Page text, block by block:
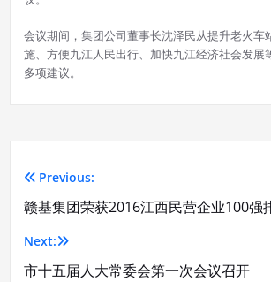
会议期间，集团公司董事长沈泽民从提升老火车
施、方便九江人民出行、加快九江经济社会发展
多项建议。
文
章
导
Previous:
赣基集团荣获2016江西民营企业100强
Next:
市十五届人大常委会第一次会议召开